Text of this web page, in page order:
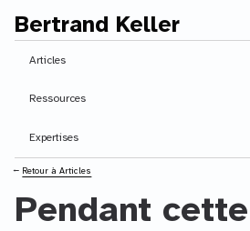
Contenu principal
Bertrand Keller
Articles
Ressources
Expertises
⭠ Retour à Articles
Pendant cette